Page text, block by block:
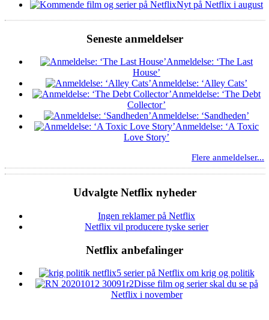
Nyt på Netflix i august
Seneste anmeldelser
Anmeldelse: ‘The Last
House’
Anmeldelse: ‘Alley Cats’
Anmeldelse: ‘The Debt
Collector’
Anmeldelse: ‘Sandheden’
Anmeldelse: ‘A Toxic
Love Story’
Flere anmeldelser...
Udvalgte Netflix nyheder
Ingen reklamer på Netflix
Netflix vil producere tyske serier
Netflix anbefalinger
5 serier på Netflix om krig og politik
Disse film og serier skal du se på
Netflix i november